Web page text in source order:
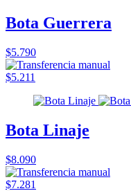
Bota Guerrera
$5.790
$5.211
Bota Linaje
$8.090
$7.281